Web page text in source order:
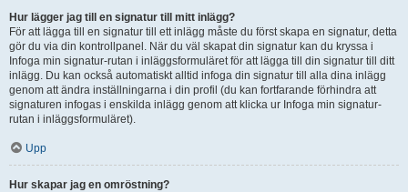
Hur lägger jag till en signatur till mitt inlägg?
För att lägga till en signatur till ett inlägg måste du först skapa en signatur, detta
gör du via din kontrollpanel. När du väl skapat din signatur kan du kryssa i
Infoga min signatur-rutan i inläggsformuläret för att lägga till din signatur till ditt
inlägg. Du kan också automatiskt alltid infoga din signatur till alla dina inlägg
genom att ändra inställningarna i din profil (du kan fortfarande förhindra att
signaturen infogas i enskilda inlägg genom att klicka ur Infoga min signatur-
rutan i inläggsformuläret).
Upp
Hur skapar jag en omröstning?